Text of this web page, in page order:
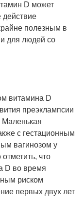
D может
действие
полезным в
для людей со
витамина D
преэклампсии
Маленькая
с гестационным
вагинозом у
что
D во время
риском
первых двух лет